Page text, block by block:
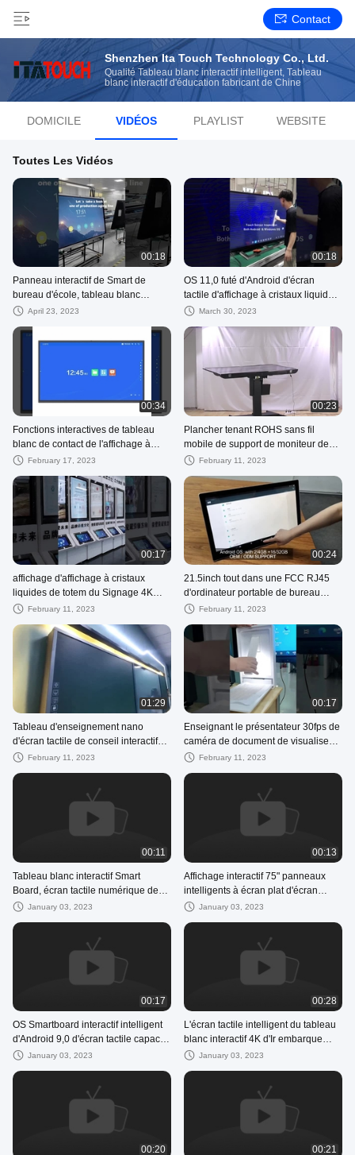
Contact
Shenzhen Ita Touch Technology Co., Ltd.
Qualité Tableau blanc interactif intelligent, Tableau
blanc interactif d'éducation fabricant de Chine
DOMICILE VIDÉOS PLAYLIST WEBSITE
Toutes Les Vidéos
00:18
Panneau interactif de Smart de
bureau d'école, tableau blanc
d'écran tactile d'affichage à cristaux
April 23, 2023
00:18
OS 11,0 futé d'Android d'écran
tactile d'affichage à cristaux liquides
de conseil d'IR 13MP Camera For
March 30, 2023
00:34
Fonctions interactives de tableau
blanc de contact de l'affichage à
cristaux liquides IR
February 17, 2023
00:23
Plancher tenant ROHS sans fil
mobile de support de moniteur de
TV February 11, 2023
00:17
affichage d'affichage à cristaux
liquides de totem du Signage 4K
Digital 50 pouces annonçant l'écran
February 11, 2023
00:24
21.5inch tout dans une FCC RJ45
d'ordinateur portable de bureau
d'éducation de PC de jeu
February 11, 2023
01:29
Tableau d'enseignement nano
d'écran tactile de conseil interactif
électronique ROHS de 102 pouces
February 11, 2023
00:17
Enseignant le présentateur 30fps de
caméra de document de visualiseur
d'USB 8 mégapixels
February 11, 2023
00:11
Tableau blanc interactif Smart
Board, écran tactile numérique de
85 pouces, 20 Points de contact IR
January 03, 2023
00:13
Affichage interactif 75" panneaux
intelligents à écran plat d'écran
tactile de tableau blanc intelligent
January 03, 2023
00:17
OS Smartboard interactif intelligent
d'Android 9,0 d'écran tactile capacitif
à écran plat pour la conférence
January 03, 2023
00:28
L'écran tactile intelligent du tableau
blanc interactif 4K d'Ir embarque
l'écran Android 11.0os 110" d'IPS
January 03, 2023
00:20 00:21